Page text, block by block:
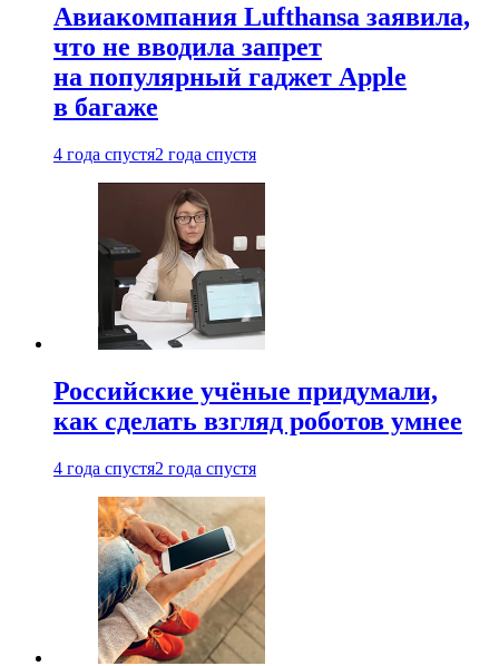
Авиакомпания Lufthansa заявила,
что не вводила запрет
на популярный гаджет Apple
в багаже
4 года спустя2 года спустя
Российские учёные придумали,
как сделать взгляд роботов умнее
4 года спустя2 года спустя